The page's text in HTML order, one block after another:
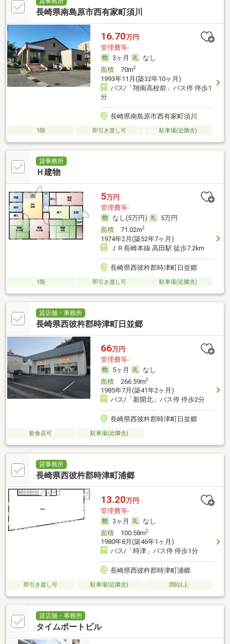
長崎県南島原市西有家町須川
16.70万円
管理費等-
3ヶ月
なし
面積70m2
1993年11月(築32年10ヶ月)
バス/「翔南高校前」バス停 停歩1
分
長崎県南島原市西有家町須川
1階 即引き渡し可 駐車場(近隣含)
貸事務所
Ｈ建物
5万円
管理費等-
なし(5万円)
5万円
面積71.02m2
1974年2月(築52年7ヶ月)
ＪＲ長崎本線 高田駅 徒歩7.2km
長崎県西彼杵郡時津町日並郷
1階 即引き渡し可 駐車場(近隣含)
貸店舗・事務所
長崎県西彼杵郡時津町日並郷
66万円
管理費等-
5ヶ月
なし
面積266.59m2
1985年7月(築41年2ヶ月)
バス/「新開北」バス停 停歩2分
長崎県西彼杵郡時津町日並郷
飲食店可 駐車場(近隣含)
貸事務所
長崎県西彼杵郡時津町浦郷
13.20万円
管理費等-
3ヶ月
なし
面積100.58m2
1980年8月(築46年1ヶ月)
バス/「時津」バス停 停歩1分
長崎県西彼杵郡時津町浦郷
即引き渡し可 駐車場(近隣含) 2階以上
貸店舗・事務所
タイムポートビル